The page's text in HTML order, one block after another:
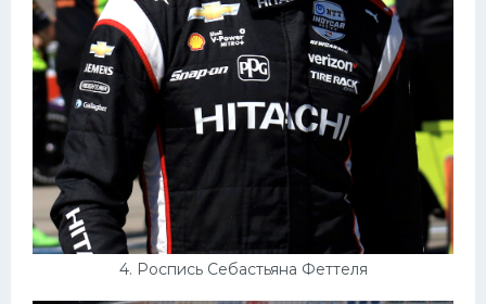
4. Роспись Себастьяна Феттеля